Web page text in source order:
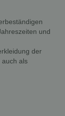
und
der
auch als